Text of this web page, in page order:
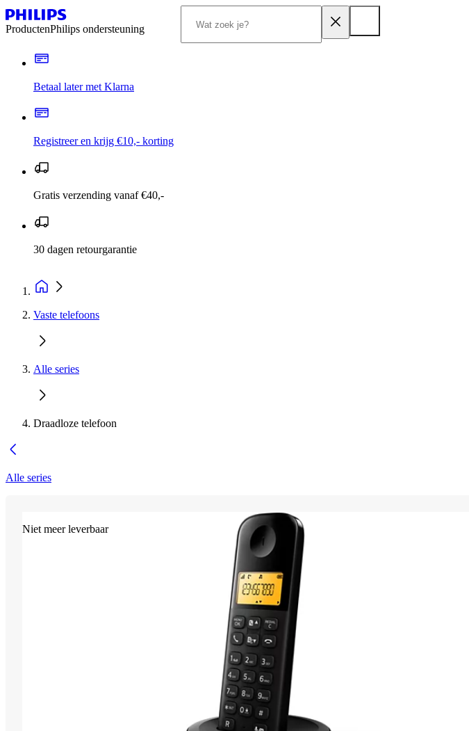
ProductenPhilips ondersteuning
Betaal later met Klarna
Registreer en krijg €10,- korting
Gratis verzending vanaf €40,-
30 dagen retourgarantie
Vaste telefoons
Alle series
Draadloze telefoon
Alle series
Niet meer leverbaar